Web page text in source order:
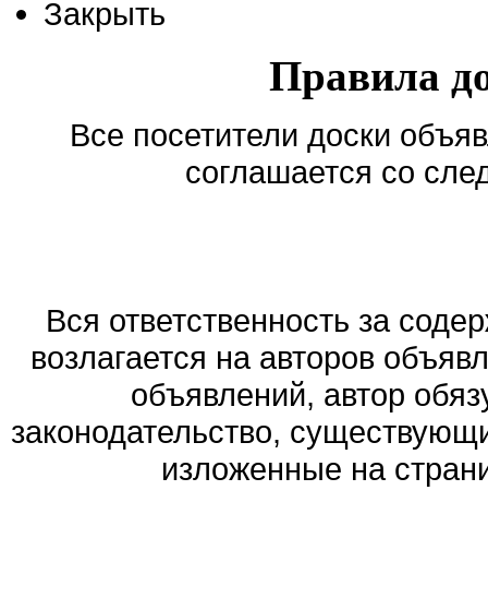
Закрыть
Правила
Все посетители доски
соглашается со
Вся ответственность за
возлагается на авторов
объявлений, автор
законодательство,
изложенные на